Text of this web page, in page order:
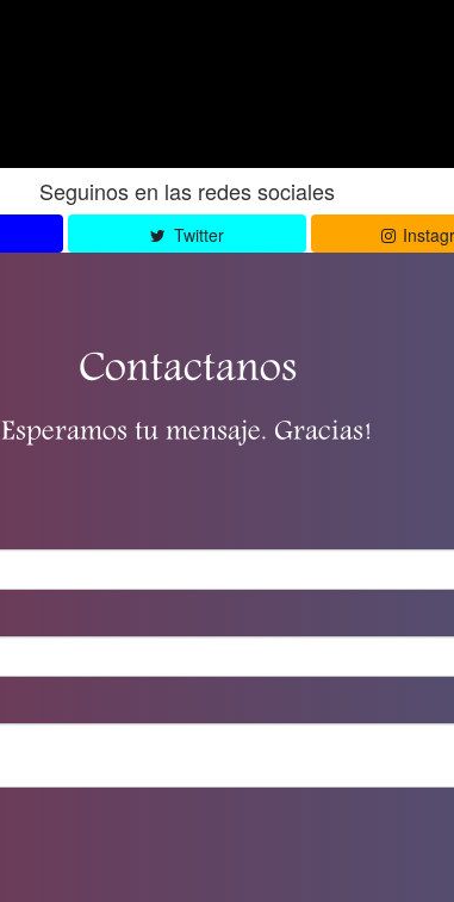
Seguinos en las redes sociales
Twitter
Contactanos
Esperamos tu mensaje. Gracias!